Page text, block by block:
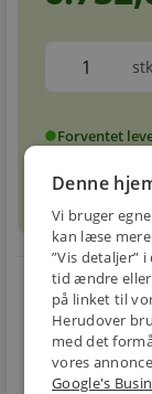
circleForventet
sell Prismatch
E-MÆRKET
Handle trygt hos
os
Denne
Vi bruger
kan læse
”Vis detaljer”
tid ændre
på linket til
Herudover
med det
vores
Google's